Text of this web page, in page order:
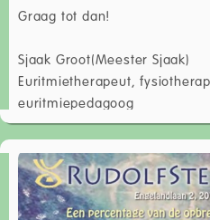
Graag tot dan!
Sjaak Groot(Meester Sjaak)
Euritmietherapeut,
euritmiepedagoog